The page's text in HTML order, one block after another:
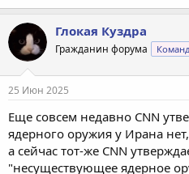
Глокая Куздра
Гражданин форума
25 Июн 2025
Еще совсем недавно CNN
ядерного оружия у Ирана нет,
а сейчас тот-же CNN
"несуществующее ядерное